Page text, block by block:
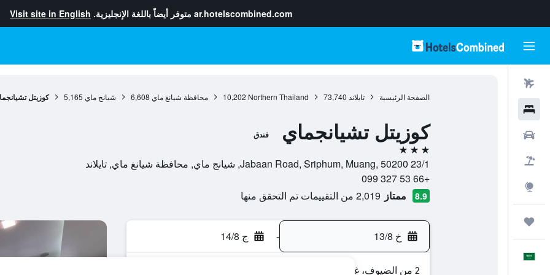
ar.hotelscombined.com متوفر أيضاً باللغة الإنجليزية. Visit site in English
الصفحة الرئيسية تايلاند 73,740
Northern Thailand
10,202 محافظة شيانغ ماي 6,608 شيانج ماي 5,165 كوزيتل
كوزيتل تشيانجماي فندق
3 نجوم
23/1 Jabaan Road, Sriphum, Muang, 50200, شيانج ماي, محافظة شيانغ ماي, تايلاند
+66 53 327 099
8.9 ممتاز 2,019 من التقييمات تم التحقق منها
خ 13/8 - ج 14/8
2 من الضيوف، غرفة واحدة